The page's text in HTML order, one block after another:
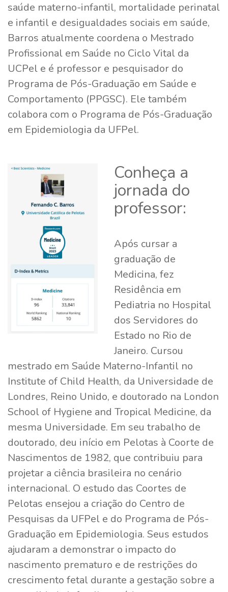
saúde materno-infantil, mortalidade perinatal
e infantil e desigualdades sociais em saúde,
Barros atualmente coordena o Mestrado
Profissional em Saúde no Ciclo Vital da
UCPel e é professor e pesquisador do
Programa de Pós-Graduação em Saúde e
Comportamento (PPGSC). Ele também
colabora com o Programa de Pós-Graduação
em Epidemiologia da UFPel.
Conheça a
jornada do
professor:
Após cursar a
graduação de
Medicina, fez
Residência em
Pediatria no Hospital
dos Servidores do
Estado no Rio de
Janeiro. Cursou
mestrado em Saúde Materno-Infantil no
Institute of Child Health, da Universidade de
Londres, Reino Unido, e doutorado na London
School of Hygiene and Tropical Medicine, da
mesma Universidade. Em seu trabalho de
doutorado, deu início em Pelotas à Coorte de
Nascimentos de 1982, que contribuiu para
projetar a ciência brasileira no cenário
internacional. O estudo das Coortes de
Pelotas ensejou a criação do Centro de
Pesquisas da UFPel e do Programa de Pós-
Graduação em Epidemiologia. Seus estudos
ajudaram a demonstrar o impacto do
nascimento prematuro e de restrições do
crescimento fetal durante a gestação sobre a